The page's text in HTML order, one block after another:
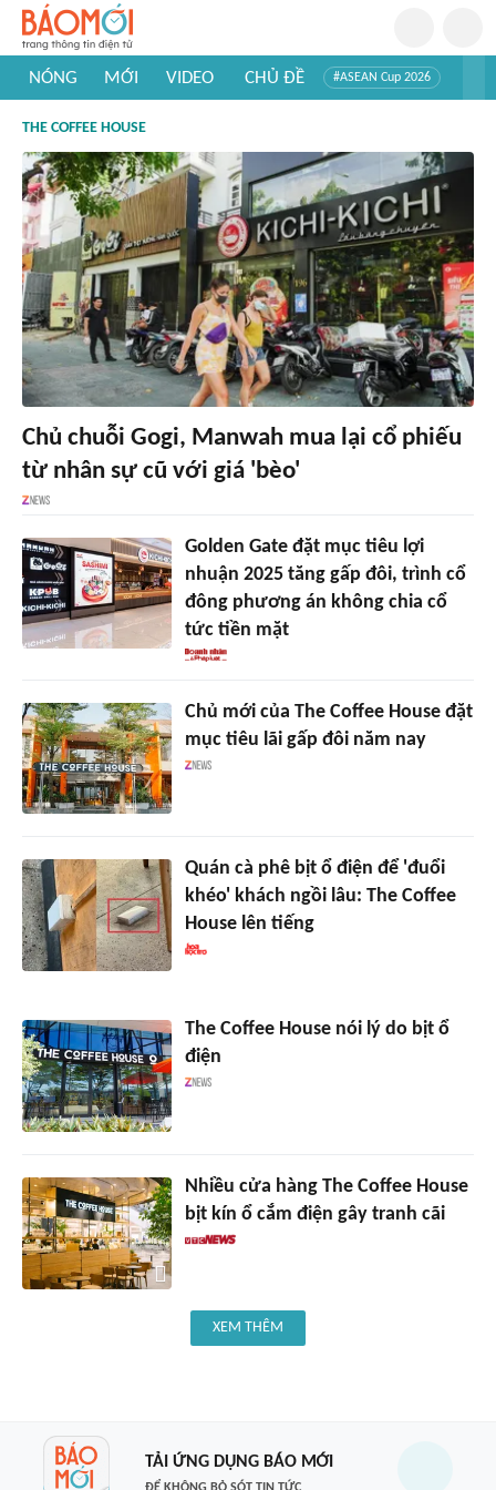
NÓNG MỚI VIDEO CHỦ ĐỀ #ASEAN Cup 2026
#Khám phá thế giới
THE COFFEE HOUSE
Chủ chuỗi Gogi, Manwah mua lại cổ phiếu
từ nhân sự cũ với giá 'bèo'
Golden Gate đặt mục tiêu lợi
nhuận 2025 tăng gấp đôi, trình cổ
đông phương án không chia cổ
tức tiền mặt
Chủ mới của The Coffee House đặt
mục tiêu lãi gấp đôi năm nay
Quán cà phê bịt ổ điện để 'đuổi
khéo' khách ngồi lâu: The Coffee
House lên tiếng
The Coffee House nói lý do bịt ổ
điện
Nhiều cửa hàng The Coffee House
bịt kín ổ cắm điện gây tranh cãi
XEM THÊM
TẢI ỨNG DỤNG BÁO MỚI